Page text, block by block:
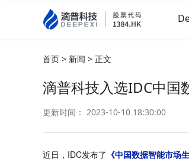
首页 > 新闻 > 正文
滴普科技入选IDC中国
更新时间： 2023-10-10 18:30:00
近日，IDC发布了 《中国数据智能市场